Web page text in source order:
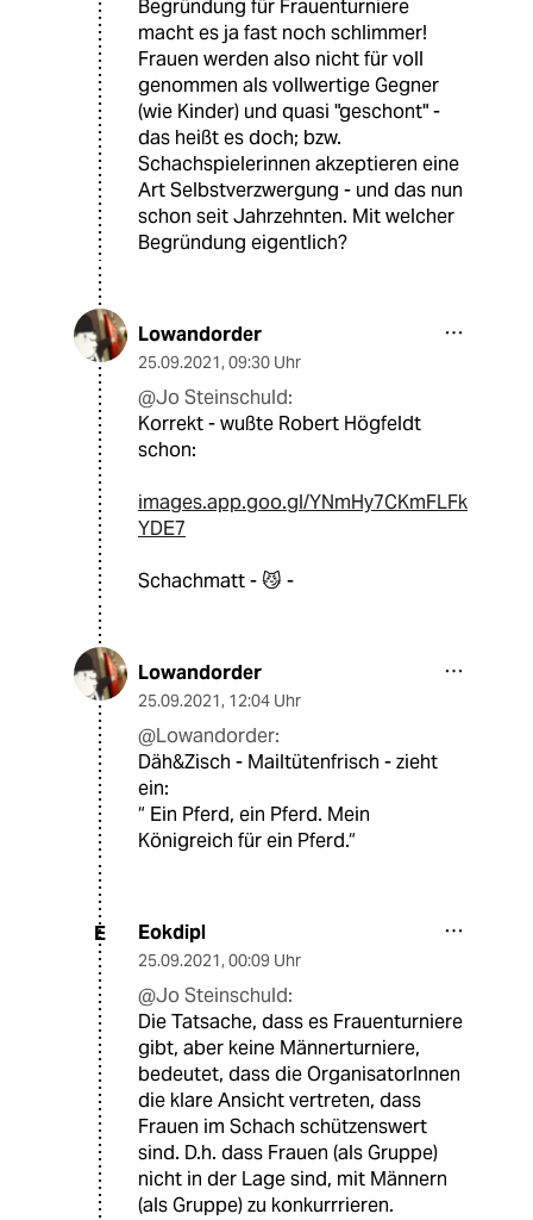
Begründung für Frauenturniere
macht es ja fast noch schlimmer!
Frauen werden also nicht für voll
genommen als vollwertige Gegner
(wie Kinder) und quasi "geschont" -
das heißt es doch; bzw.
Schachspielerinnen akzeptieren eine
Art Selbstverzwergung - und das nun
schon seit Jahrzehnten. Mit welcher
Begründung eigentlich?
Lowandorder
25.09.2021, 09:30 Uhr
@Jo Steinschuld:
Korrekt - wußte Robert Högfeldt
schon:
images.app.goo.gl/YNmHy7CKmFLFk
YDE7
Schachmatt - 😼 -
Lowandorder
25.09.2021, 12:04 Uhr
@Lowandorder:
Däh&Zisch - Mailtütenfrisch - zieht
ein:
“ Ein Pferd, ein Pferd. Mein
Königreich für ein Pferd.“
E Eokdipl
25.09.2021, 00:09 Uhr
@Jo Steinschuld:
Die Tatsache, dass es Frauenturniere
gibt, aber keine Männerturniere,
bedeutet, dass die OrganisatorInnen
die klare Ansicht vertreten, dass
Frauen im Schach schützenswert
sind. D.h. dass Frauen (als Gruppe)
nicht in der Lage sind, mit Männern
(als Gruppe) zu konkurrrieren.